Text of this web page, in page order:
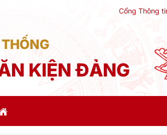
Cổng Thông
KIỆN ĐẢNG